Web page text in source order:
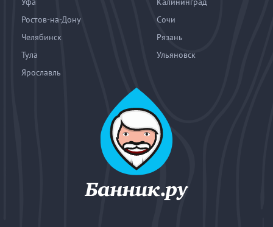
Ростов-на-Дону
Сочи
Челябинск
Рязань
Тула
Ульяновск
Ярославль